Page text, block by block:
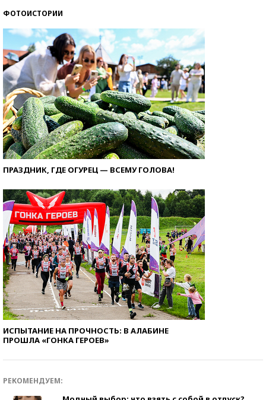
ФОТОИСТОРИИ
ПРАЗДНИК, ГДЕ ОГУРЕЦ — ВСЕМУ ГОЛОВА!
ИСПЫТАНИЕ НА ПРОЧНОСТЬ: В АЛАБИНЕ
ПРОШЛА «ГОНКА ГЕРОЕВ»
РЕКОМЕНДУЕМ: